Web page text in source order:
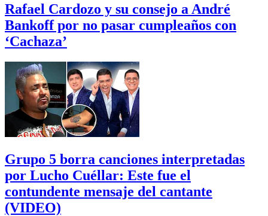
Rafael Cardozo y su consejo a André
Bankoff por no pasar cumpleaños con
‘Cachaza’
Grupo 5 borra canciones interpretadas
por Lucho Cuéllar: Este fue el
contundente mensaje del cantante
(VIDEO)